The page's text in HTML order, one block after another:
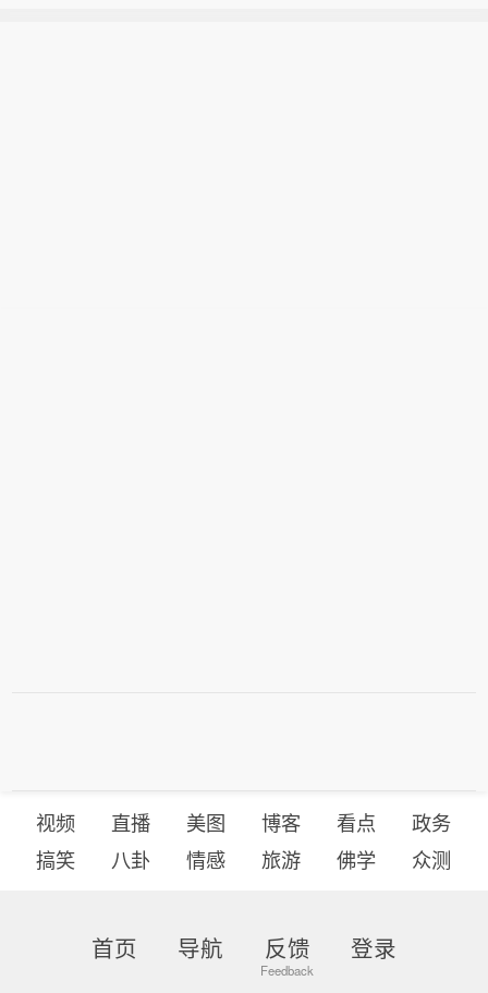
视频 直播 美图 博客 看点
政务
搞笑
八卦 情感 旅游 佛学 众测
首页 导航 反馈 登录